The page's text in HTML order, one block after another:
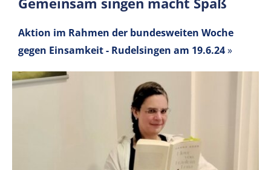
Aktion im Rahmen der bundesweiten Woche
gegen Einsamkeit - Rudelsingen am 19.6.24»